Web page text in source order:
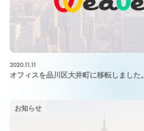
2020.11.11
オフィスを品川区大井町に移転しました。
お知らせ